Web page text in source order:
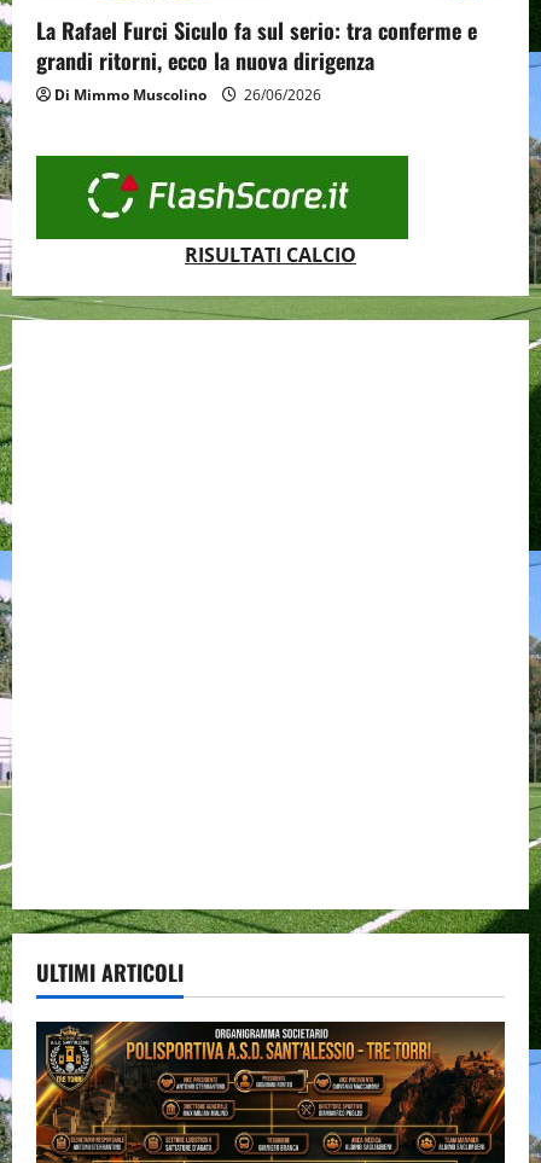
La Rafael Furci Siculo fa sul serio: tra conferme e
grandi ritorni, ecco la nuova dirigenza
Di Mimmo Muscolino 26/06/2026
RISULTATI CALCIO
ULTIMI ARTICOLI